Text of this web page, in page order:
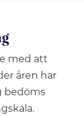
med att
åren har
bedöms